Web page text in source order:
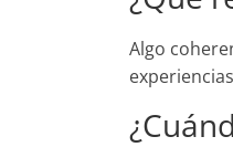
Algo